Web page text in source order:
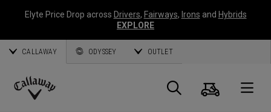
Elyte Price Drop across Drivers, Fairways, Irons and Hybrids
EXPLORE
CALLAWAY ODYSSEY OUTLET
Suche